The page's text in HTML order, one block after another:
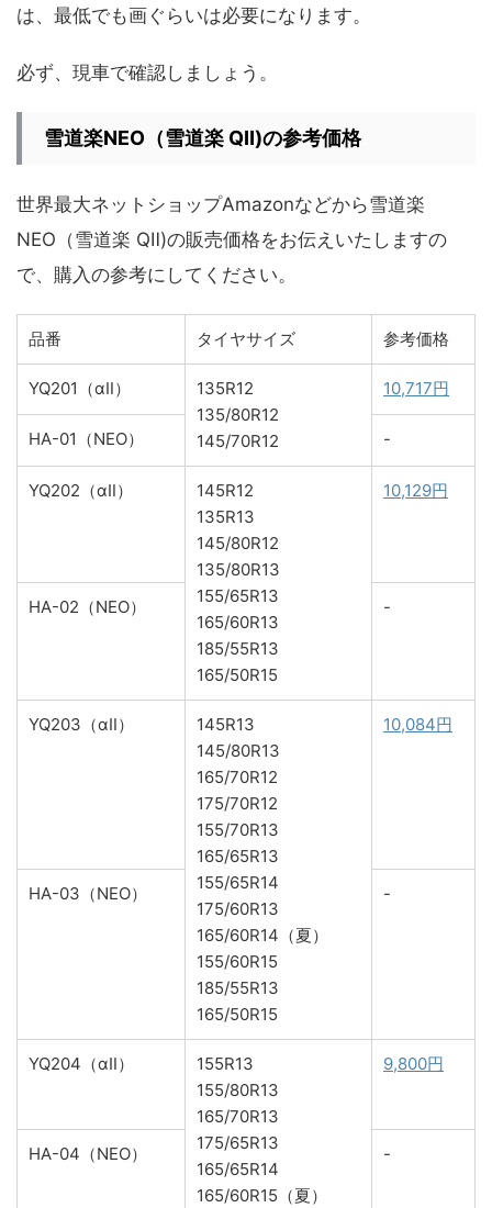
は、最低でも画ぐらいは必要になります。
必ず、現車で確認しましょう。
雪道楽NEO（雪道楽 QⅡ)の参考価格
世界最大ネットショップAmazonなどから雪道楽
NEO（雪道楽 QⅡ)の販売価格をお伝えいたしますの
で、購入の参考にしてください。
品番 タイヤサイズ 参考価格
YQ201（αⅡ）
135R12
135/80R12
145/70R12
10,717円
HA-01（NEO） -
YQ202（αⅡ）
145R12
135R13
145/80R12
135/80R13
155/65R13
165/60R13
185/55R13
165/50R15
10,129円
HA-02（NEO） -
YQ203（αⅡ）
145R13
145/80R13
165/70R12
175/70R12
155/70R13
165/65R13
155/65R14
175/60R13
165/60R14（夏）
155/60R15
185/55R13
165/50R15
10,084円
HA-03（NEO） -
YQ204（αⅡ）
155R13
155/80R13
165/70R13
175/65R13
165/65R14
165/60R15（夏）
9,800円
HA-04（NEO） -